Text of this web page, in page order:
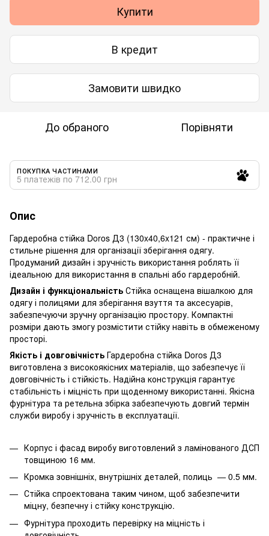
Купити
В кредит
Замовити швидко
До обраного Порівняти
ПОКУПКА ЧАСТИНАМИ
5 платежів по 712.00 грн
Опис
Гардеробна стійка Doros Д3 (130x40,6x121 см) - практичне і
стильне рішення для організації зберігання одягу.
Продуманий дизайн і зручність використання роблять її
ідеальною для використання в спальні або гардеробній.
Дизайн і функціональність Стійка оснащена вішалкою для
одягу і полицями для зберігання взуття та аксесуарів,
забезпечуючи зручну організацію простору. Компактні
розміри дають змогу розмістити стійку навіть в обмеженому
просторі.
Якість і довговічність Гардеробна стійка Doros Д3
виготовлена з високоякісних матеріалів, що забезпечує її
довговічність і стійкість. Надійна конструкція гарантує
стабільність і міцність при щоденному використанні. Якісна
фурнітура та ретельна збірка забезпечують довгий термін
служби виробу і зручність в експлуатації.
Корпус і фасад виробу виготовлений з ламінованого ДСП
товщиною 16 мм.
Кромка зовнішніх, внутрішніх деталей, полиць — 0.5 мм.
Стійка спроектована таким чином, щоб забезпечити
міцну, безпечну і стійку конструкцію.
Фурнітура проходить перевірку на міцність і